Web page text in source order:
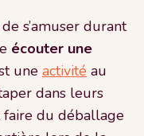
s’amuser durant
écouter une
une activité au
dans leurs
faire du déballage